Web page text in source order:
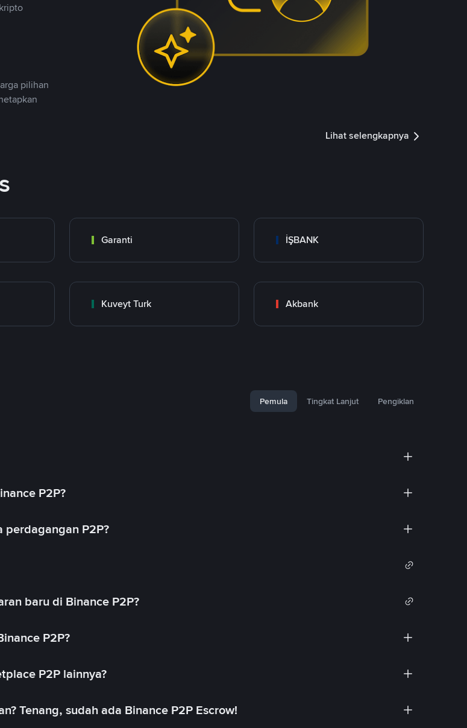
pilihan
Lihat selengkapnya
Garanti İŞBANK
Kuveyt Turk Akbank
Pemula Tingkat Lanjut Pengiklan
P2P?
P2P?
baru di Binance P2P?
P2P?
P2P lainnya?
Tenang, sudah ada Binance P2P Escrow!